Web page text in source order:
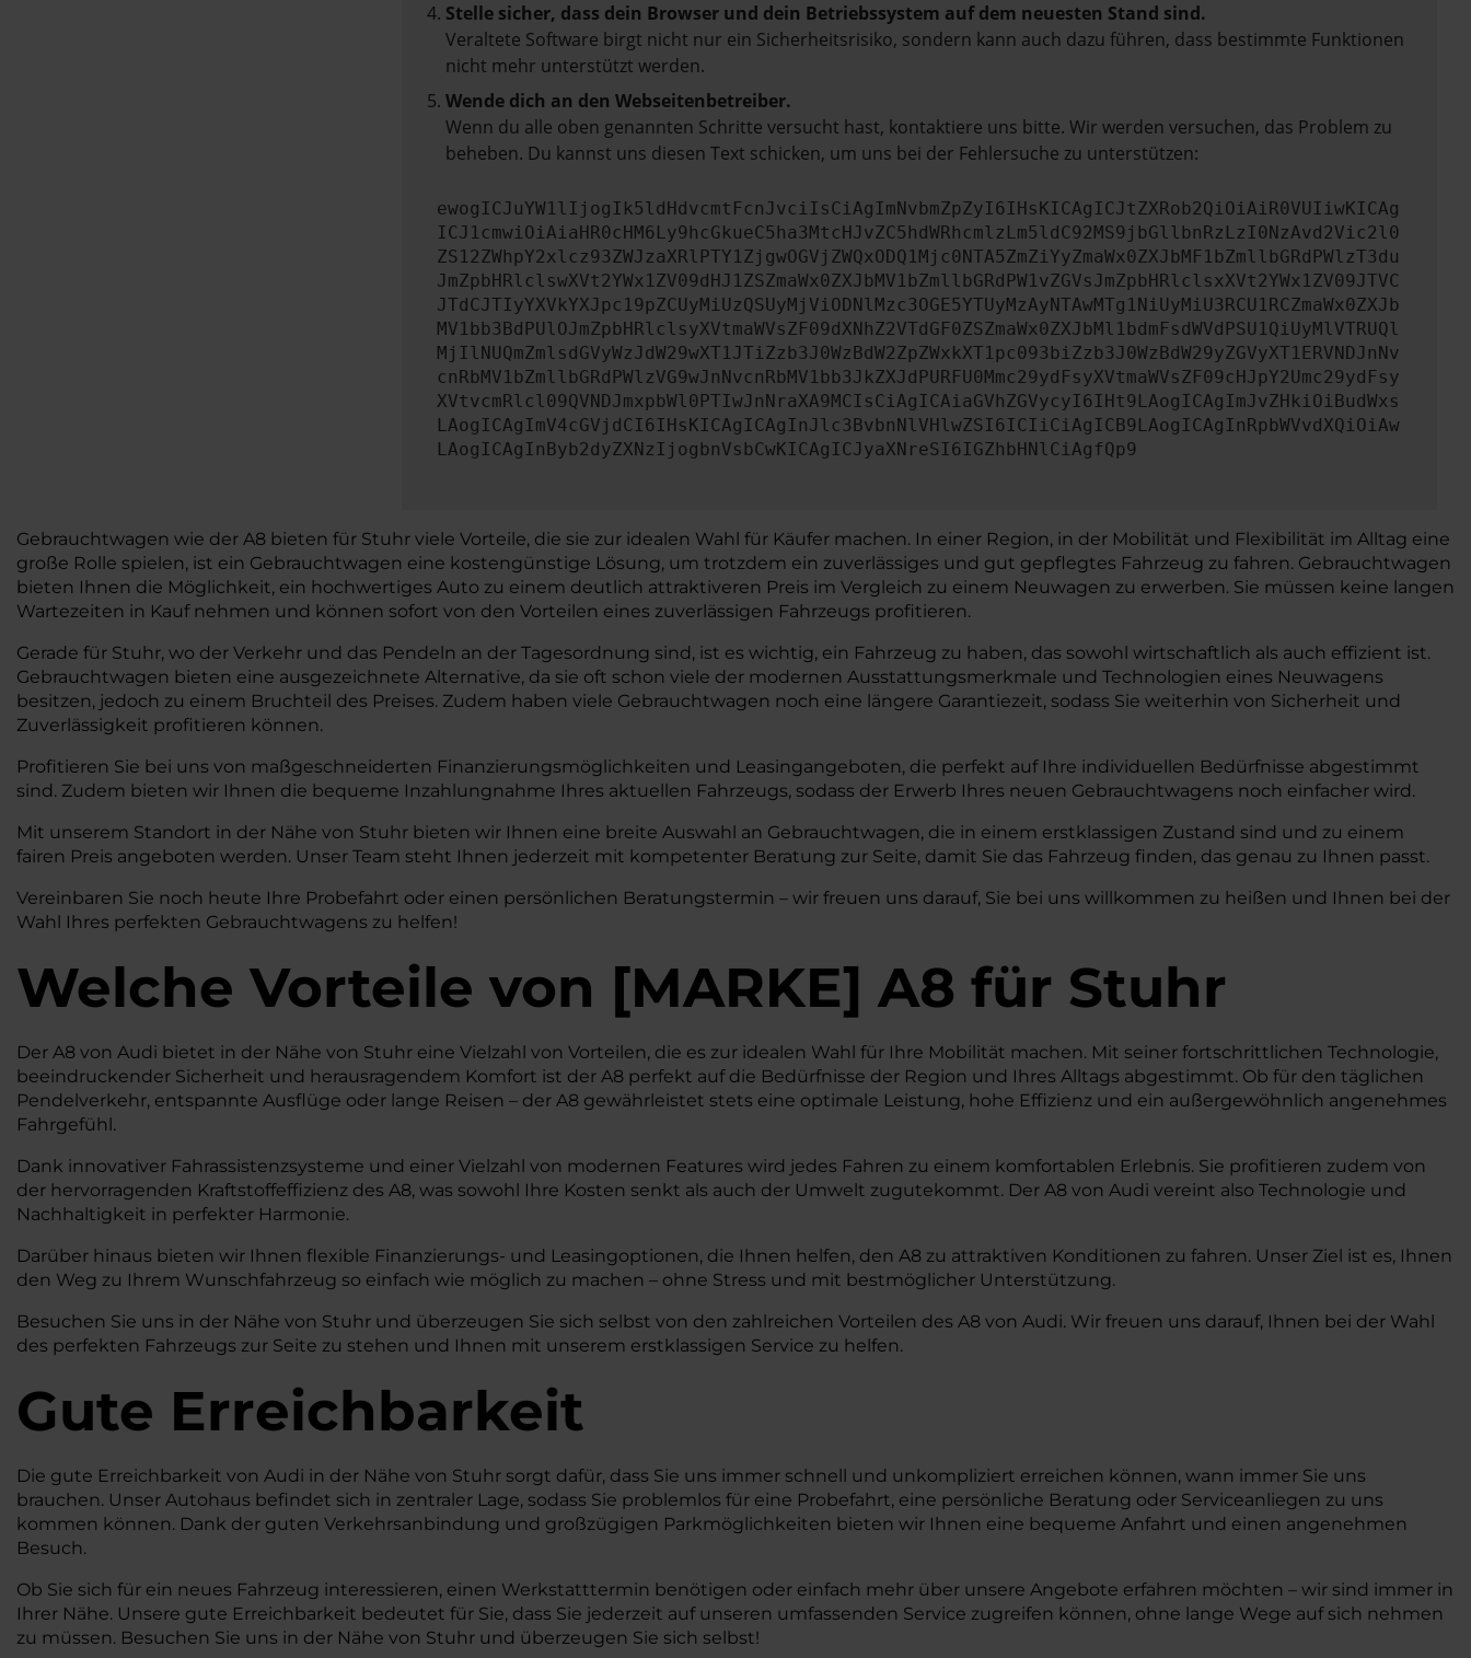
Stelle sicher, dass dein Browser und dein Betriebssystem auf dem neuesten Stand sind.
Veraltete Software birgt nicht nur ein Sicherheitsrisiko, sondern kann auch dazu führen, dass bestimmte Funktionen
nicht mehr unterstützt werden.
Wende dich an den Webseitenbetreiber.
Wenn du alle oben genannten Schritte versucht hast, kontaktiere uns bitte. Wir werden versuchen, das Problem zu
beheben. Du kannst uns diesen Text schicken, um uns bei der Fehlersuche zu unterstützen:
ewogICJuYW1lIjogIk5ldHdvcmtFcnJvciIsCiAgImNvbmZpZyI6IHsKICAgICJtZXRob2QiOiAiR0VUIiwKICAg
ICJ1cmwiOiAiaHR0cHM6Ly9hcGkueC5ha3MtcHJvZC5hdWRhcmlzLm5ldC92MS9jbGllbnRzLzI0NzAvd2Vic2l0
ZS12ZWhpY2xlcz93ZWJzaXRlPTY1ZjgwOGVjZWQxODQ1Mjc0NTA5ZmZiYyZmaWx0ZXJbMF1bZmllbGRdPWlzT3du
JmZpbHRlclswXVt2YWx1ZV09dHJ1ZSZmaWx0ZXJbMV1bZmllbGRdPW1vZGVsJmZpbHRlclsxXVt2YWx1ZV09JTVC
JTdCJTIyYXVkYXJpc19pZCUyMiUzQSUyMjViODNlMzc3OGE5YTUyMzAyNTAwMTg1NiUyMiU3RCU1RCZmaWx0ZXJb
MV1bb3BdPUlOJmZpbHRlclsyXVtmaWVsZF09dXNhZ2VTdGF0ZSZmaWx0ZXJbMl1bdmFsdWVdPSU1QiUyMlVTRUQl
MjIlNUQmZmlsdGVyWzJdW29wXT1JTiZzb3J0WzBdW2ZpZWxkXT1pc093biZzb3J0WzBdW29yZGVyXT1ERVNDJnNv
cnRbMV1bZmllbGRdPWlzVG9wJnNvcnRbMV1bb3JkZXJdPURFU0Mmc29ydFsyXVtmaWVsZF09cHJpY2Umc29ydFsy
XVtvcmRlcl09QVNDJmxpbWl0PTIwJnNraXA9MCIsCiAgICAiaGVhZGVycyI6IHt9LAogICAgImJvZHkiOiBudWxs
LAogICAgImV4cGVjdCI6IHsKICAgICAgInJlc3BvbnNlVHlwZSI6ICIiCiAgICB9LAogICAgInRpbWVvdXQiOiAw
LAogICAgInByb2dyZXNzIjogbnVsbCwKICAgICJyaXNreSI6IGZhbHNlCiAgfQp9
Gebrauchtwagen wie der A8 bieten für Stuhr viele Vorteile, die sie zur idealen Wahl für Käufer machen. In einer Region, in der Mobilität und Flexibilität im Alltag eine
große Rolle spielen, ist ein Gebrauchtwagen eine kostengünstige Lösung, um trotzdem ein zuverlässiges und gut gepflegtes Fahrzeug zu fahren. Gebrauchtwagen
bieten Ihnen die Möglichkeit, ein hochwertiges Auto zu einem deutlich attraktiveren Preis im Vergleich zu einem Neuwagen zu erwerben. Sie müssen keine langen
Wartezeiten in Kauf nehmen und können sofort von den Vorteilen eines zuverlässigen Fahrzeugs profitieren.
Gerade für Stuhr, wo der Verkehr und das Pendeln an der Tagesordnung sind, ist es wichtig, ein Fahrzeug zu haben, das sowohl wirtschaftlich als auch effizient ist.
Gebrauchtwagen bieten eine ausgezeichnete Alternative, da sie oft schon viele der modernen Ausstattungsmerkmale und Technologien eines Neuwagens
besitzen, jedoch zu einem Bruchteil des Preises. Zudem haben viele Gebrauchtwagen noch eine längere Garantiezeit, sodass Sie weiterhin von Sicherheit und
Zuverlässigkeit profitieren können.
Profitieren Sie bei uns von maßgeschneiderten Finanzierungsmöglichkeiten und Leasingangeboten, die perfekt auf Ihre individuellen Bedürfnisse abgestimmt
sind. Zudem bieten wir Ihnen die bequeme Inzahlungnahme Ihres aktuellen Fahrzeugs, sodass der Erwerb Ihres neuen Gebrauchtwagens noch einfacher wird.
Mit unserem Standort in der Nähe von Stuhr bieten wir Ihnen eine breite Auswahl an Gebrauchtwagen, die in einem erstklassigen Zustand sind und zu einem
fairen Preis angeboten werden. Unser Team steht Ihnen jederzeit mit kompetenter Beratung zur Seite, damit Sie das Fahrzeug finden, das genau zu Ihnen passt.
Vereinbaren Sie noch heute Ihre Probefahrt oder einen persönlichen Beratungstermin – wir freuen uns darauf, Sie bei uns willkommen zu heißen und Ihnen bei der
Wahl Ihres perfekten Gebrauchtwagens zu helfen!
Welche Vorteile von [MARKE] A8 für Stuhr
Der A8 von Audi bietet in der Nähe von Stuhr eine Vielzahl von Vorteilen, die es zur idealen Wahl für Ihre Mobilität machen. Mit seiner fortschrittlichen Technologie,
beeindruckender Sicherheit und herausragendem Komfort ist der A8 perfekt auf die Bedürfnisse der Region und Ihres Alltags abgestimmt. Ob für den täglichen
Pendelverkehr, entspannte Ausflüge oder lange Reisen – der A8 gewährleistet stets eine optimale Leistung, hohe Effizienz und ein außergewöhnlich angenehmes
Fahrgefühl.
Dank innovativer Fahrassistenzsysteme und einer Vielzahl von modernen Features wird jedes Fahren zu einem komfortablen Erlebnis. Sie profitieren zudem von
der hervorragenden Kraftstoffeffizienz des A8, was sowohl Ihre Kosten senkt als auch der Umwelt zugutekommt. Der A8 von Audi vereint also Technologie und
Nachhaltigkeit in perfekter Harmonie.
Darüber hinaus bieten wir Ihnen flexible Finanzierungs- und Leasingoptionen, die Ihnen helfen, den A8 zu attraktiven Konditionen zu fahren. Unser Ziel ist es, Ihnen
den Weg zu Ihrem Wunschfahrzeug so einfach wie möglich zu machen – ohne Stress und mit bestmöglicher Unterstützung.
Besuchen Sie uns in der Nähe von Stuhr und überzeugen Sie sich selbst von den zahlreichen Vorteilen des A8 von Audi. Wir freuen uns darauf, Ihnen bei der Wahl
des perfekten Fahrzeugs zur Seite zu stehen und Ihnen mit unserem erstklassigen Service zu helfen.
Gute Erreichbarkeit
Die gute Erreichbarkeit von Audi in der Nähe von Stuhr sorgt dafür, dass Sie uns immer schnell und unkompliziert erreichen können, wann immer Sie uns
brauchen. Unser Autohaus befindet sich in zentraler Lage, sodass Sie problemlos für eine Probefahrt, eine persönliche Beratung oder Serviceanliegen zu uns
kommen können. Dank der guten Verkehrsanbindung und großzügigen Parkmöglichkeiten bieten wir Ihnen eine bequeme Anfahrt und einen angenehmen
Besuch.
Ob Sie sich für ein neues Fahrzeug interessieren, einen Werkstatttermin benötigen oder einfach mehr über unsere Angebote erfahren möchten – wir sind immer in
Ihrer Nähe. Unsere gute Erreichbarkeit bedeutet für Sie, dass Sie jederzeit auf unseren umfassenden Service zugreifen können, ohne lange Wege auf sich nehmen
zu müssen. Besuchen Sie uns in der Nähe von Stuhr und überzeugen Sie sich selbst!